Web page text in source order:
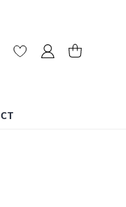
Mijn account